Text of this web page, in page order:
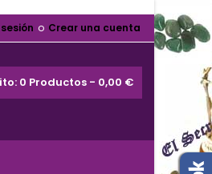
o Crear una cuenta
0 Productos - 0,00 €